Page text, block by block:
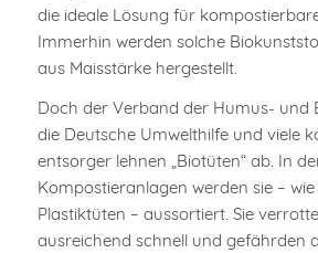
die ideale Lösung für
Immerhin werden solche
aus Mais­stärke hergestellt.
Doch der Verband der Humus- und
die Deutsche Umwelt­hilfe und viele
ent­sorger lehnen „Biotüten“ ab. In
Kompostier­anlagen werden sie –
Plastiktüten – aussortiert. Sie
ausreichend schnell und gefährden